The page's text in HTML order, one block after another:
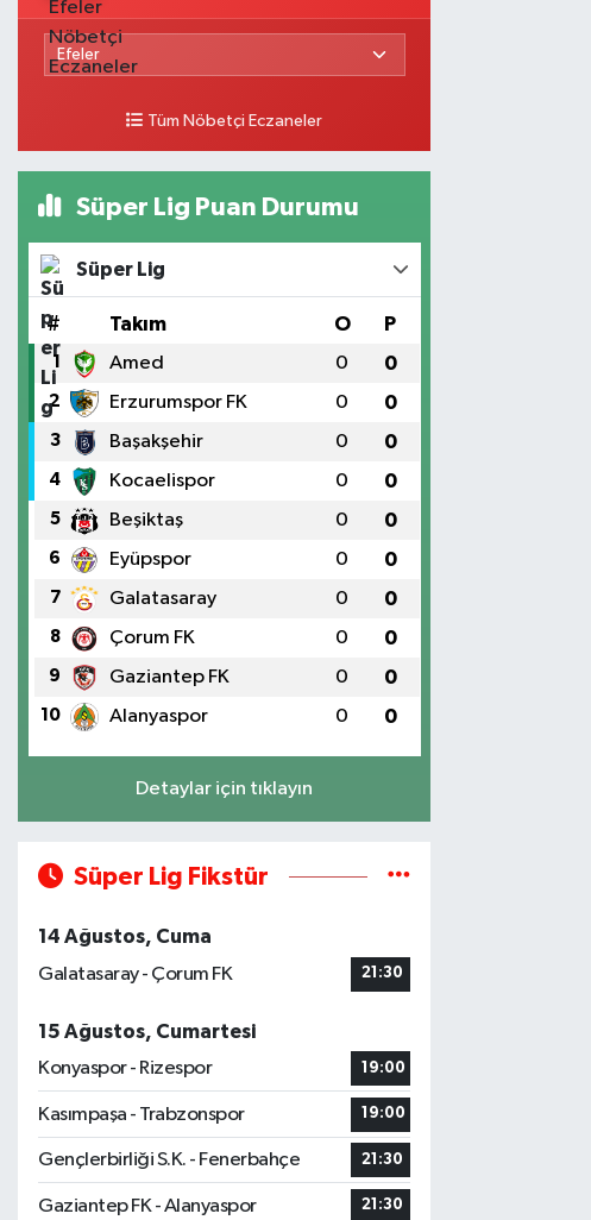
Tüm Nöbetçi Eczaneler
Süper Lig Puan Durumu
Süper Lig
# Takım O P
1 Amed 0 0
2 Erzurumspor FK 0 0
3 Başakşehir 0 0
4 Kocaelispor 0 0
5 Beşiktaş 0 0
6 Eyüpspor 0 0
7 Galatasaray 0 0
8 Çorum FK 0 0
9 Gaziantep FK 0 0
10 Alanyaspor 0 0
Detaylar için tıklayın
Süper Lig Fikstür
14 Ağustos, Cuma
Galatasaray - Çorum FK
21:30
15 Ağustos, Cumartesi
Konyaspor - Rizespor
19:00
Kasımpaşa - Trabzonspor 19:00
Gençlerbirliği S.K. - Fenerbahçe 21:30
Gaziantep FK - Alanyaspor 21:30